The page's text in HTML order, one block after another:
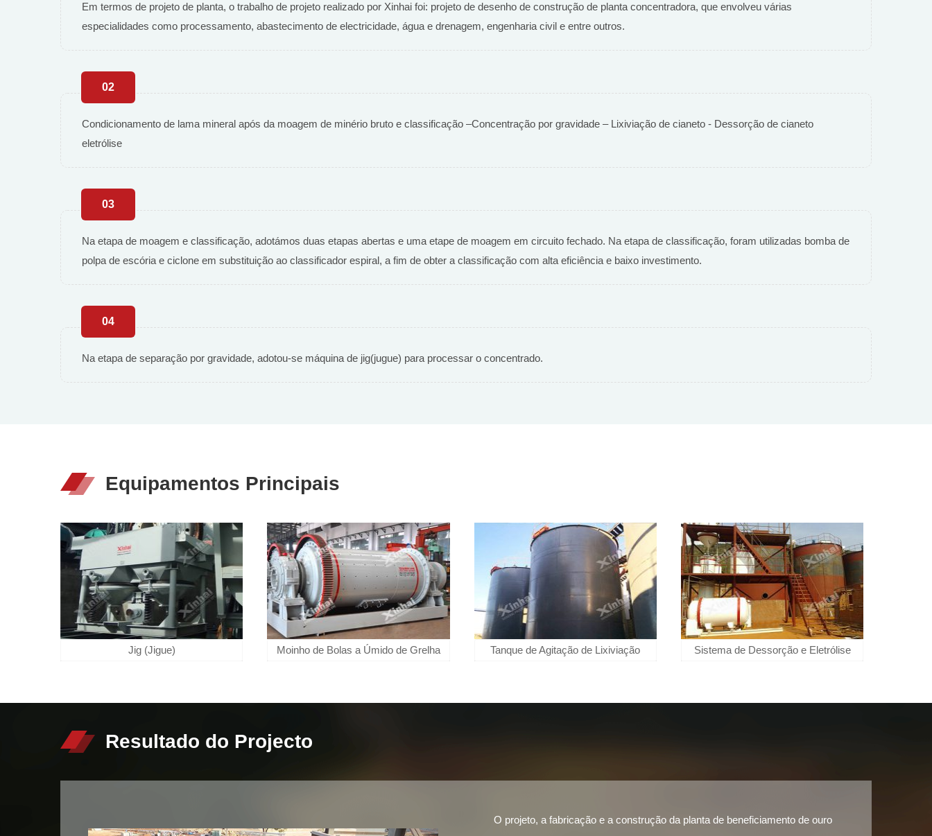
Em termos de projeto de planta, o trabalho de projeto realizado por Xinhai foi: projeto de desenho de construção de planta concentradora, que envolveu várias
especialidades como processamento, abastecimento de electricidade, água e drenagem, engenharia civil e entre outros.
02
Condicionamento de lama mineral após da moagem de minério bruto e classificação –Concentração por gravidade – Lixiviação de cianeto - Dessorção de cianeto
eletrólise
03
Na etapa de moagem e classificação, adotámos duas etapas abertas e uma etape de moagem em circuito fechado. Na etapa de classificação, foram utilizadas bomba de
polpa de escória e ciclone em substituição ao classificador espiral, a fim de obter a classificação com alta eficiência e baixo investimento.
04
Na etapa de separação por gravidade, adotou-se máquina de jig(jugue) para processar o concentrado.
Equipamentos Principais
Jig (Jigue) Moinho de Bolas a Úmido de Grelha Tanque de Agitação de Lixiviação Sistema de Dessorção e Eletrólise
Resultado do Projecto
O projeto, a fabricação e a construção da planta de beneficiamento de ouro